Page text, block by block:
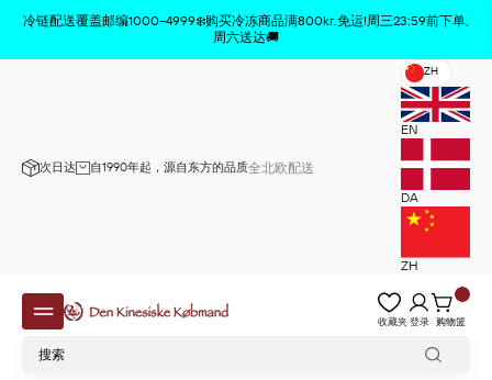
冷链配送覆盖邮编1000–4999❄️购买冷冻商品满800kr.免运!周三23:59前下单,
周六送达🚚
次日达 自1990年起，源自东方的品质全北欧配送
ZH
EN
DA
ZH
收藏夹登录 购物篮
商品已从购物车中删除 x